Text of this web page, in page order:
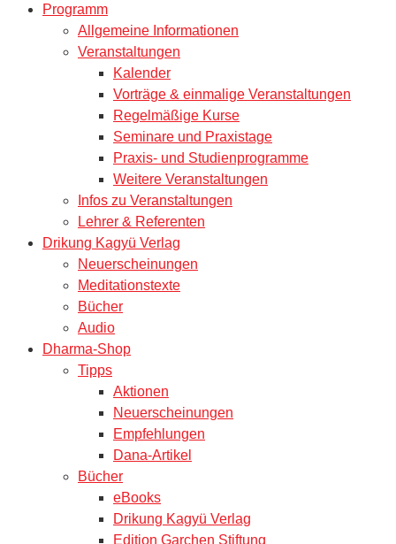
Programm
Allgemeine Informationen
Veranstaltungen
Kalender
Vorträge & einmalige Veranstaltungen
Regelmäßige Kurse
Seminare und Praxistage
Praxis- und Studienprogramme
Weitere Veranstaltungen
Infos zu Veranstaltungen
Lehrer & Referenten
Drikung Kagyü Verlag
Neuerscheinungen
Meditationstexte
Bücher
Audio
Dharma-Shop
Tipps
Aktionen
Neuerscheinungen
Empfehlungen
Dana-Artikel
Bücher
eBooks
Drikung Kagyü Verlag
Edition Garchen Stiftung